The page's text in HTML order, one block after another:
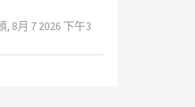
8月 7 2026 下午3